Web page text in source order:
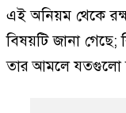
এই অনিয়ম থেকে
বিষয়টি জানা
তার আমলে যতগুলো